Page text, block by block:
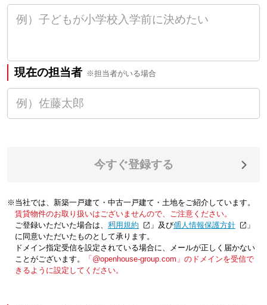
現在の担当者 ※担当者がいる場合
今すぐ登録する
※当社では、新築一戸建て・中古一戸建て・土地をご紹介しています。
賃貸物件のお取り扱いはございませんので、ご注意ください。
ご登録いただいた場合は、「利用規約 」及び「個人情報保護方針
」
に同意いただいたものとして承ります。
ドメイン指定受信を設定されている場合に、メールが正しく届かない
ことがございます。
「@openhouse-group.com」のドメインを受信で
きるように設定してください。